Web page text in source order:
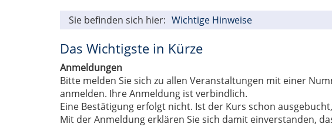
Sie befinden sich hier: Wichtige Hinweise
Das Wichtigste in Kürze
Anmeldungen
Bitte melden Sie sich zu allen Veranstaltungen mit einer
anmelden. Ihre Anmeldung ist verbindlich.
Eine Bestätigung erfolgt nicht. Ist der Kurs schon
Mit der Anmeldung erklären Sie sich damit einverstanden,